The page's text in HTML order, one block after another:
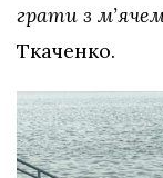
грати з
Ткаченко.